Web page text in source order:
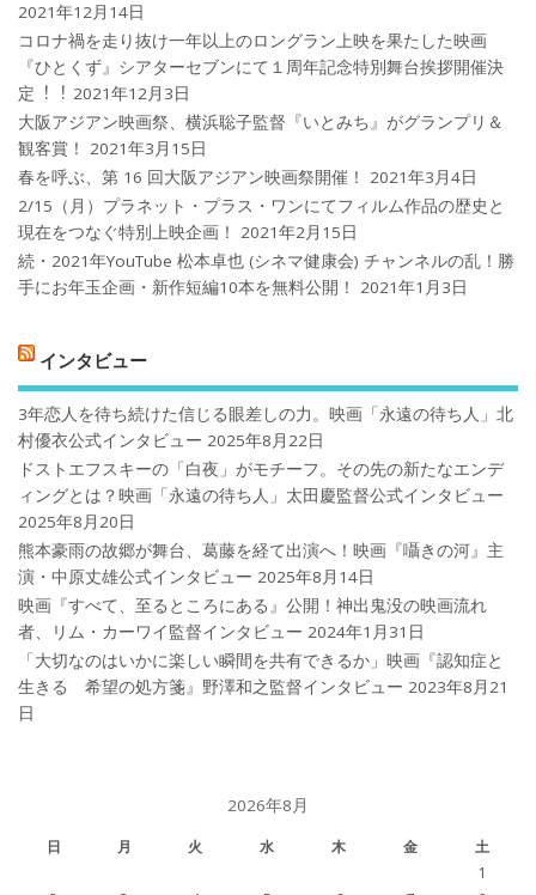
2021年12月14日
コロナ禍を⾛り抜け⼀年以上のロングラン上映を果たした映画
『ひとくず』シアターセブンにて１周年記念特別舞台挨拶開催決
定︕︕ 2021年12月3日
大阪アジアン映画祭、横浜聡子監督『いとみち』がグランプリ＆
観客賞！
2021年3月15日
春を呼ぶ、第 16 回大阪アジアン映画祭開催！
2021年3月4日
2/15（月）プラネット・プラス・ワンにてフィルム作品の歴史と
現在をつなぐ特別上映企画！
2021年2月15日
続・2021年YouTube 松本卓也 (シネマ健康会) チャンネルの乱！勝
手にお年玉企画・新作短編10本を無料公開！
2021年1月3日
インタビュー
3年恋人を待ち続けた信じる眼差しの力。映画「永遠の待ち人」北
村優衣公式インタビュー 2025年8月22日
ドストエフスキーの「白夜」がモチーフ。その先の新たなエンデ
ィングとは？映画「永遠の待ち人」太田慶監督公式インタビュー
2025年8月20日
熊本豪雨の故郷が舞台、葛藤を経て出演へ！映画『囁きの河』主
演・中原丈雄公式インタビュー 2025年8月14日
映画『すべて、至るところにある』公開！神出鬼没の映画流れ
者、リム・カーワイ監督インタビュー 2024年1月31日
「大切なのはいかに楽しい瞬間を共有できるか」映画『認知症と
生きる 希望の処方箋』野澤和之監督インタビュー 2023年8月21
日
2026年8月
日 月 火 水 木 金
土
1